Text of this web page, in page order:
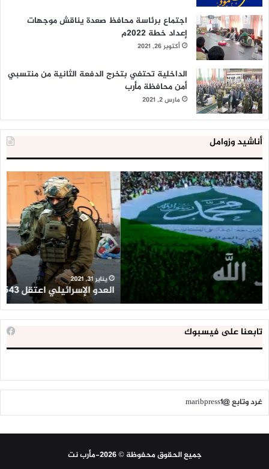
اجتماع برئاسة محافظ صعدة يناقش موجهات
إعداد خطة 2022م
أكتوبر 26, 2021
الداخلية تحتفي بتخرج الدفعة الثانية من منتسبي
أمن محافظة مأرب
مارس 2, 2021
أناشيد وزوامل
العدو
الإسرائيلي
اعتقل
543
طفلا
فلسطينيا
خلال
2020
يناير 31, 2021
العدو الإسرائيلي اعتقل 543 طفلا فلسطينيا خلال 2020
تابعنا على فيسبوك
غرد وتابع @maribpress1
جميع الحقوق محفوظة © 2026-مأرب نت